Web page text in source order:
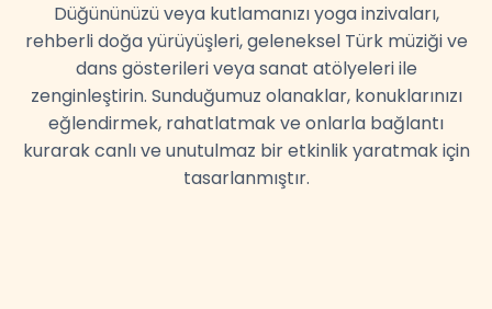
Düğününüzü veya kutlamanızı yoga inzivaları,
rehberli doğa yürüyüşleri, geleneksel Türk müziği ve
dans gösterileri veya sanat atölyeleri ile
zenginleştirin. Sunduğumuz olanaklar, konuklarınızı
eğlendirmek, rahatlatmak ve onlarla bağlantı
kurarak canlı ve unutulmaz bir etkinlik yaratmak için
tasarlanmıştır.